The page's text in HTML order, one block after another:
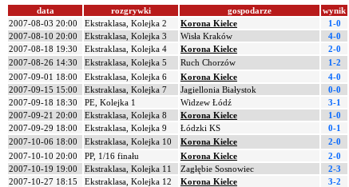
data rozgrywki gospodarze wynik
2007-08-03 20:00
Ekstraklasa, Kolejka 2 Korona Kielce 1-0
2007-08-10 20:00
Ekstraklasa, Kolejka 3 Wisła Kraków 4-0
2007-08-18 19:30
Ekstraklasa, Kolejka 4 Korona Kielce 2-0
2007-08-26 14:30
Ekstraklasa, Kolejka 5 Ruch Chorzów 1-2
2007-09-01 18:00
Ekstraklasa, Kolejka 6 Korona Kielce 4-0
2007-09-15 15:00
Ekstraklasa, Kolejka 7 Jagiellonia Białystok 0-0
2007-09-18 18:30
PE, Kolejka 1 Widzew Łódź 3-1
2007-09-21 20:00
Ekstraklasa, Kolejka 8 Korona Kielce 1-0
2007-09-29 18:00
Ekstraklasa, Kolejka 9 Łódzki KS 0-1
2007-10-06 18:00
Ekstraklasa, Kolejka 10 Korona Kielce 2-0
2007-10-10 20:00
PP, 1/16 finału Korona Kielce 2-0
2007-10-19 19:00
Ekstraklasa, Kolejka 11 Zagłębie Sosnowiec 2-3
2007-10-27 18:15
Ekstraklasa, Kolejka 12 Korona Kielce 3-2